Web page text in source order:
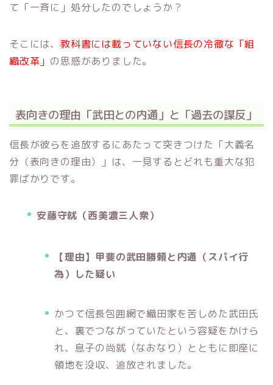
て「一斉に」処分したのでしょうか？
そこには、 教科書には載っていない信長の冷徹な「組
織改革」 の思惑がありました。
表向きの理由「武田との内通」と「過去の謀反」
信長が彼らを追放するにあたって突きつけた「大義名
分（表向きの理由）」は、一見するとどれも重大な犯
罪ばかりです。
安藤守就（西美濃三人衆）
【理由】甲斐の武田勝頼と内通（スパイ行
為）した疑い
かつて信長包囲網で織田家を苦しめた武田氏
と、裏でつながっていたという容疑をかけら
れ、息子の尚就（なおなり）とともに即座に
領地を没収、追放されました。